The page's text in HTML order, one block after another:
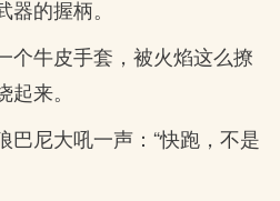
的握柄。
个牛皮手套，被火焰这么撩
来。
巴尼大吼一声：“快跑，不是